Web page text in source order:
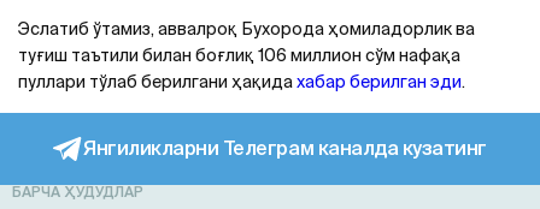
Эслатиб ўтамиз, аввалроқ Бухорода ҳомиладорлик ва
туғиш таътили билан боғлиқ 106 миллион сўм нафақа
пуллари тўлаб берилгани ҳақидахабар берилган эди.
Янгиликларни Телеграм каналда кузатинг
БАРЧА ҲУДУДЛАР